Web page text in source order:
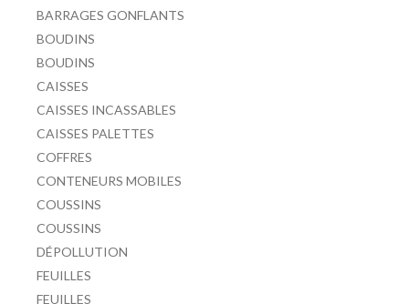
BARRAGES GONFLANTS
BOUDINS
BOUDINS
CAISSES
CAISSES INCASSABLES
CAISSES PALETTES
COFFRES
CONTENEURS MOBILES
COUSSINS
COUSSINS
DÉPOLLUTION
FEUILLES
FEUILLES